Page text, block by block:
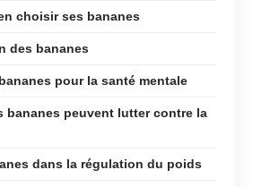
choisir ses bananes
des bananes
pour la santé mentale
bananes peuvent lutter contre la
dans la régulation du poids